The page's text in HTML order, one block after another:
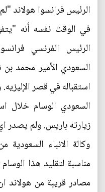
الرئيس فرانسوا هولاند
في الوقت نفسه أنه
الرئيس الفرنسي
السعودي الأمير محمد
استقباله في قصر
السعودي الوسام خلال
زيارته باريس. ولم يصدر
وكالة الانباء
مناسبة لتقليد هذا
مصادر قريبة من